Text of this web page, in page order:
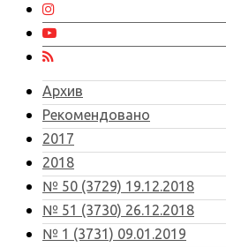
Архив
Рекомендовано
2017
2018
№ 50 (3729) 19.12.2018
№ 51 (3730) 26.12.2018
№ 1 (3731) 09.01.2019